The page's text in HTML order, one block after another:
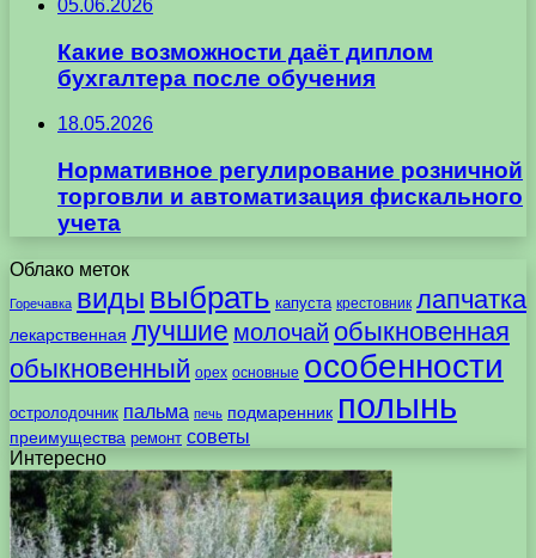
05.06.2026
Какие возможности даёт диплом
бухгалтера после обучения
18.05.2026
Нормативное регулирование розничной
торговли и автоматизация фискального
учета
Облако меток
Горечавка виды выбрать капуста крестовник лапчатка
лекарственная лучшие молочай обыкновенная
обыкновенный орех основные особенности
остролодочник пальма печь подмаренник полынь
преимущества ремонт советы
Интересно